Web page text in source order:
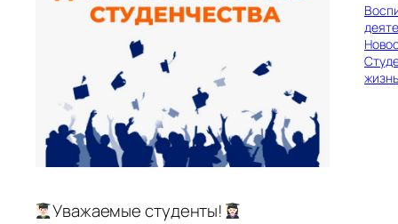
жизнь
Уважаемые студенты!